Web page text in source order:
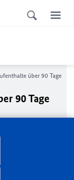
über 90 Tage
90 Tage